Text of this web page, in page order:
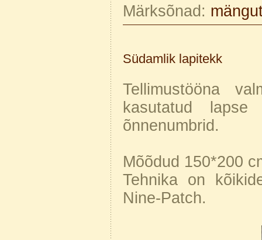
Märksõnad:
Südamlik lapitekk
Tellimustööna
kasutatud
õnnenumbrid.
Mõõdud 150*200
Tehnika on
Nine-Patch.